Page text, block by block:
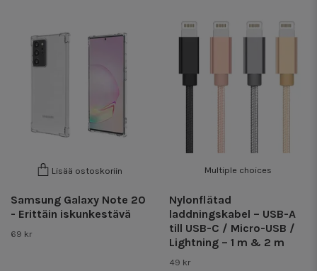
Lisää ostoskoriin
Samsung Galaxy Note 20
- Erittäin iskunkestävä
69 kr
Multiple choices
Nylonflätad
laddningskabel – USB-A
till USB-C / Micro-USB /
Lightning – 1 m & 2 m
49 kr